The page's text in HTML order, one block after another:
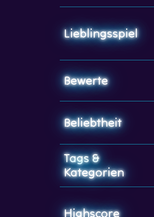
Lieblingsspiel
Bewerte
Beliebtheit
Tags &
Kategorien
Highscore